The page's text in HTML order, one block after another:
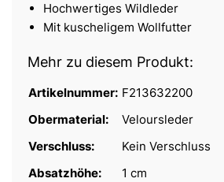
Hochwertiges Wildleder
Mit kuscheligem Wollfutter
Mehr zu diesem Produkt:
Artikelnummer: F213632200
Obermaterial:
Veloursleder
Verschluss:
Kein Verschluss
Absatzhöhe:
1 cm